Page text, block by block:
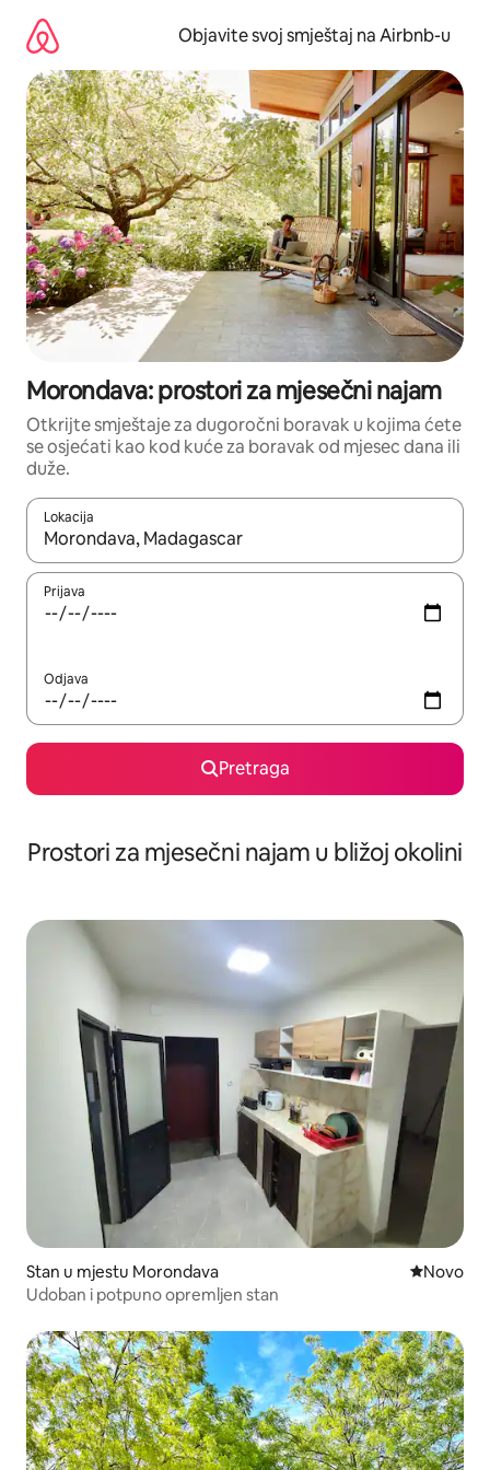
sadržaj
Objavite svoj smještaj na Airbnb-u
Morondava: prostori za mjesečni najam
Otkrijte smještaje za dugoročni boravak u kojima ćete
se osjećati kao kod kuće za boravak od mjesec dana ili
duže.
Lokacija
Kad su rezultati dostupni, možete da se krećete kroz njih
Prijava
Odjava
Pretraga
Prostori za mjesečni najam u bližoj okolini
Stan u mjestu Morondava Novi
Novo
Udoban i potpuno opremljen stan